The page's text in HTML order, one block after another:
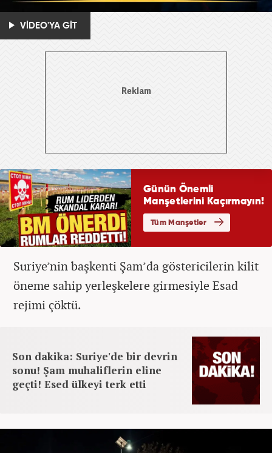
VİDEO'YA GİT
Suriye’nin başkenti Şam’da göstericilerin kilit
öneme sahip yerleşkelere girmesiyle Esad
rejimi çöktü.
Son dakika: Suriye'de bir devrin
sonu! Şam muhaliflerin eline
geçti! Esed ülkeyi terk etti